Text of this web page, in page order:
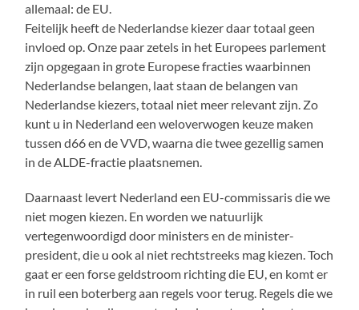
allemaal: de EU.
Feitelijk heeft de Nederlandse kiezer daar totaal geen
invloed op. Onze paar zetels in het Europees parlement
zijn opgegaan in grote Europese fracties waarbinnen
Nederlandse belangen, laat staan de belangen van
Nederlandse kiezers, totaal niet meer relevant zijn. Zo
kunt u in Nederland een weloverwogen keuze maken
tussen d66 en de VVD, waarna die twee gezellig samen
in de ALDE-fractie plaatsnemen.
Daarnaast levert Nederland een EU-commissaris die we
niet mogen kiezen. En worden we natuurlijk
vertegenwoordigd door ministers en de minister-
president, die u ook al niet rechtstreeks mag kiezen. Toch
gaat er een forse geldstroom richting die EU, en komt er
in ruil een boterberg aan regels voor terug. Regels die we